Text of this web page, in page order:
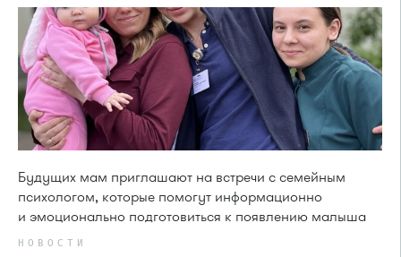
Будущих мам приглашают на встречи с семейным
психологом, которые помогут информационно
и эмоционально подготовиться к появлению малыша
НОВОСТИ